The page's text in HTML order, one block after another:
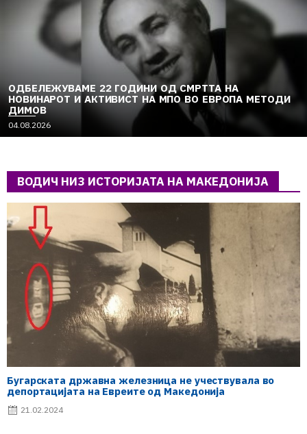
ОДБЕЛЕЖУВАМЕ 22 ГОДИНИ ОД СМРТТА НА
НОВИНАРОТ И АКТИВИСТ НА МПО ВО ЕВРОПА МЕТОДИ
ДИМОВ
04.08.2026
ВОДИЧ НИЗ ИСТОРИЈАТА НА МАКЕДОНИЈА
Бугарската државна железница не учествувала во
депортацијата на Евреите од Македонија
21.02.2024